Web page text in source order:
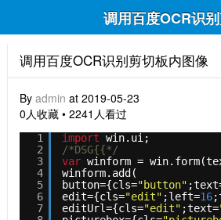
调用百度OCR识别
调用百度OCR识别剪切板内图像
By admin at 2019-05-23
0人收藏 • 2241人看过
1
2
3
4
5
6
7
import win.ui;
/*DSG{{*/
var winform =
winform.add(
button={cls="button"
edit={cls="edit" ;left=16
editUrl={cls="edit" ;text=